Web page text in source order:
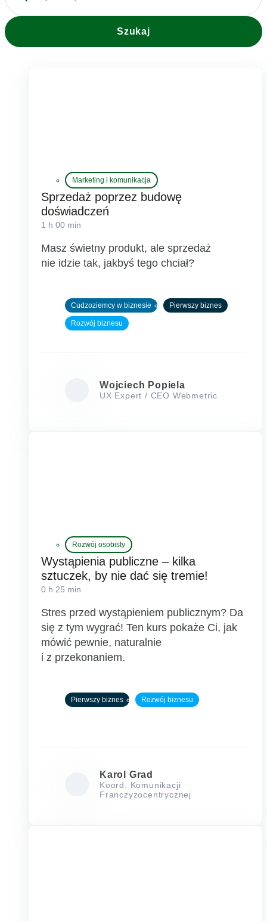
Szukaj
Marketing i komunikacja
Sprzedaż poprzez budowę
doświadczeń
1 h 00 min
Masz świetny produkt, ale sprzedaż
nie idzie tak, jakbyś tego chciał?
Cudzoziemcy w biznesie Pierwszy biznes
Rozwój biznesu
Wojciech Popiela
UX Expert / CEO Webmetric
Rozwój osobisty
Wystąpienia publiczne – kilka
sztuczek, by nie dać się tremie!
0 h 25 min
Stres przed wystąpieniem publicznym? Da
się z tym wygrać! Ten kurs pokaże Ci, jak
mówić pewnie, naturalnie
i z przekonaniem.
Pierwszy biznes Rozwój biznesu
Karol Grad
Koord. Komunikacji
Franczyzocentrycznej